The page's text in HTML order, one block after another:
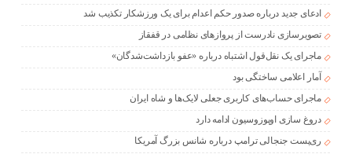
ادعای جدید درباره صدور حکم اعدام برای یک ورزشکار تکذیب شد
تصویرسازی نادرست از پروازهای نظامی در قفقاز
ماجرای یک نقل‌قول اشتباه درباره «عفو بازداشت‌شدگان»
آمار اعلامی ساختگی بود
ماجرای حساب‌های کاربری جعلی لایک‌ها و شاه ایران
دروغ سازی اوپوزوسیون ادامه دارد
ری‌پست جنجالی ترامپ درباره شانس بزرگ آمریکا